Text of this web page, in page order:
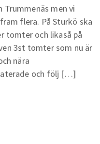
Trummenäs men vi
flera. På Sturkö ska
och likaså på
3st tomter som nu är
nära
och följ […]